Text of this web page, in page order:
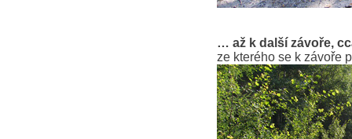
… až k další závoře,
ze kterého se k závoře